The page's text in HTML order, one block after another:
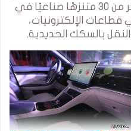
النمو السريع، أنشأت BYD أكثر من 30 متنزهًا صناعيًا في
قطاعات الإلكترونيات،
بالسكك الحديدية.